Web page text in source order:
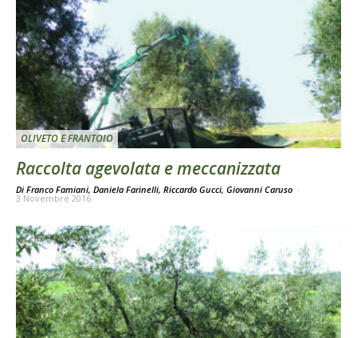
OLIVETO E FRANTOIO
Raccolta agevolata e meccanizzata
Di Franco Famiani, Daniela Farinelli, Riccardo Gucci, Giovanni Caruso -
3 Novembre 2016